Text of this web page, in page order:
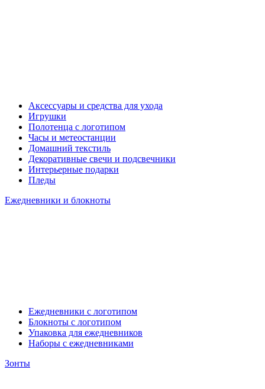
Аксессуары и средства для ухода
Игрушки
Полотенца с логотипом
Часы и метеостанции
Домашний текстиль
Декоративные свечи и подсвечники
Интерьерные подарки
Пледы
Ежедневники и блокноты
Ежедневники с логотипом
Блокноты с логотипом
Упаковка для ежедневников
Наборы с ежедневниками
Зонты